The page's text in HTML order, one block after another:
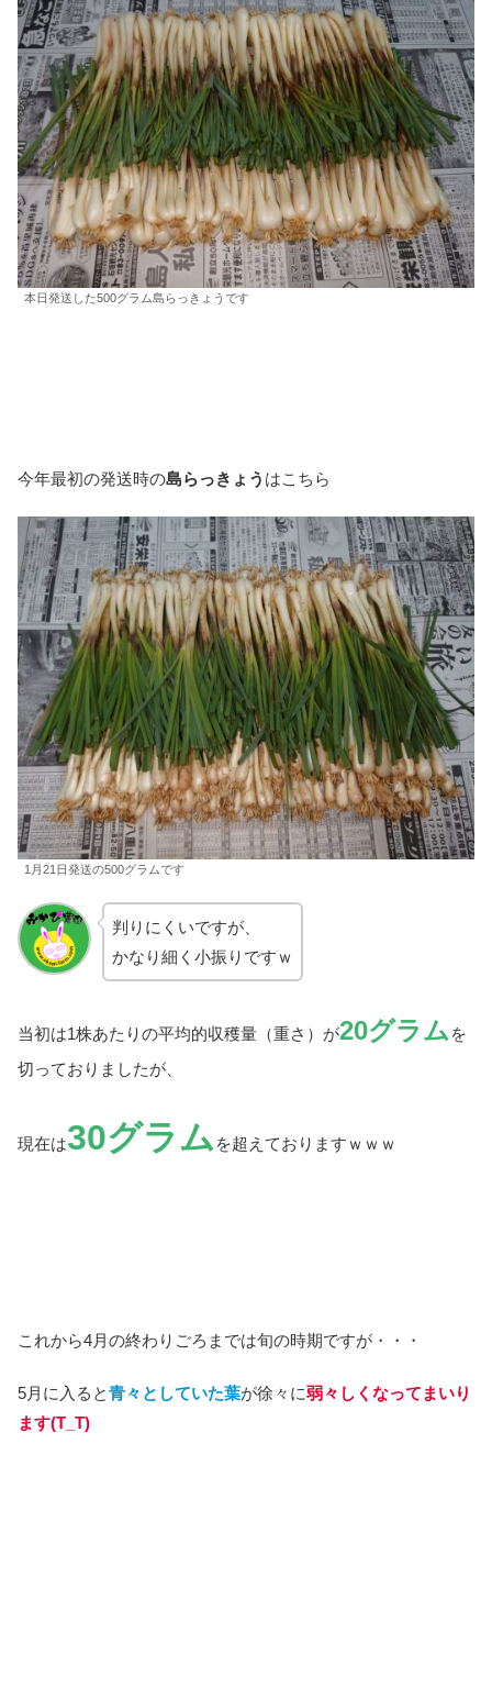
本日発送した500グラム島らっきょうです
今年最初の発送時の島らっきょう はこちら
1月21日発送の500グラムです
判りにくいですが、
かなり細く小振りですｗ
当初は1株あたりの平均的収穫量（重さ）が20グラムを
切っておりましたが、
現在は30グラム を超えておりますｗｗｗ
これから4月の終わりごろまでは旬の時期ですが・・・
5月に入ると青々としていた葉が徐々に弱々しくなってまいり
ます(T_T)